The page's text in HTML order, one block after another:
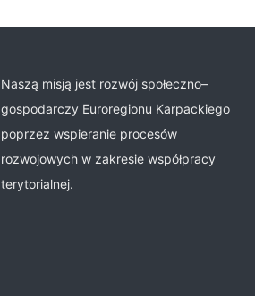
Naszą misją jest rozwój społeczno–
gospodarczy Euroregionu Karpackiego
poprzez wspieranie procesów
rozwojowych w zakresie współpracy
terytorialnej.